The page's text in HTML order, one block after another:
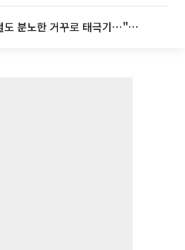
서경덕 교수, 김희철도 분노한 거꾸로 태극기⋯"엉터리는 아냐, 아쉬울 뿐"